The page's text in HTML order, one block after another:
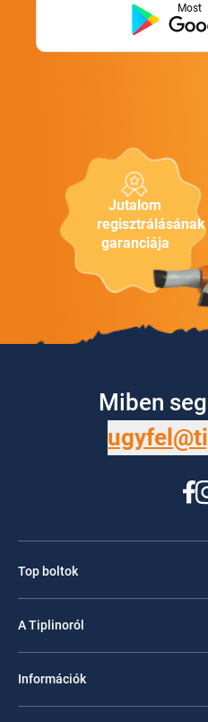
Jutalom
regisztrálásának
garanciája
Most
Miben
Top boltok
A Tiplinoról
Információk